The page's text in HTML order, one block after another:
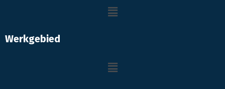
Werkgebied